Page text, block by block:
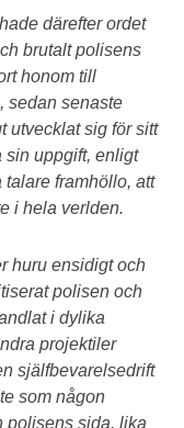
därefter ordet
brutalt polisens
honom till
sedan senaste
utvecklat sig för sitt
sin uppgift, enligt
talare framhöllo, att
i hela verlden.
huru ensidigt och
polisen och
i dylika
projektiler
själfbevarelsedrift
som någon
polisens sida, lika